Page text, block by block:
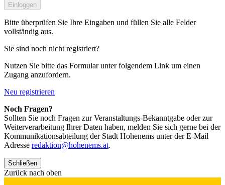
Einloggen
Bitte überprüfen Sie Ihre Eingaben und füllen Sie alle Felder
vollständig aus.
Sie sind noch nicht registriert?
Nutzen Sie bitte das Formular unter folgendem Link um einen
Zugang anzufordern.
Neu registrieren
Noch Fragen?
Sollten Sie noch Fragen zur Veranstaltungs-Bekanntgabe oder zur
Weiterverarbeitung Ihrer Daten haben, melden Sie sich gerne bei der
Kommunikationsabteilung der Stadt Hohenems unter der E-Mail
Adresse redaktion@hohenems.at.
Schließen
Zurück nach oben